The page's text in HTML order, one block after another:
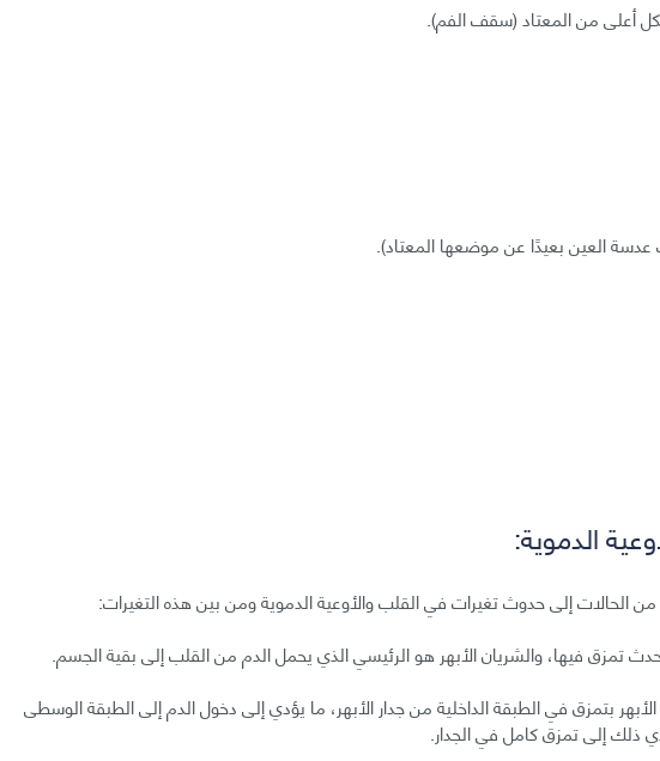
من المعتاد (سقف الفم).
العين بعيدًا عن موضعها المعتاد).
الدموية:
تمزق فيها، والشريان الأبهر هو الرئيسي الذي يحمل الدم من القلب إلى بقية الجسم.
بتمزق في الطبقة الداخلية من جدار الأبهر، ما يؤدي إلى دخول الدم إلى الطبقة الوسطى
ذلك إلى تمزق كامل في الجدار.